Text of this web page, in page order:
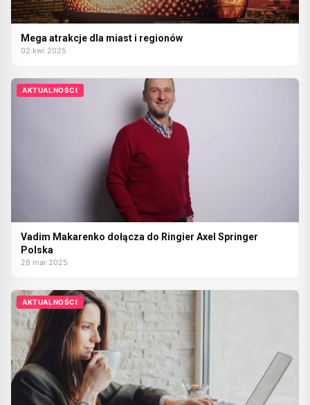
Mega atrakcje dla miast i regionów
02 kwi 2025
AKTUALNOŚCI
Vadim Makarenko dołącza do Ringier Axel Springer
Polska
28 mar 2025
AKTUALNOŚCI